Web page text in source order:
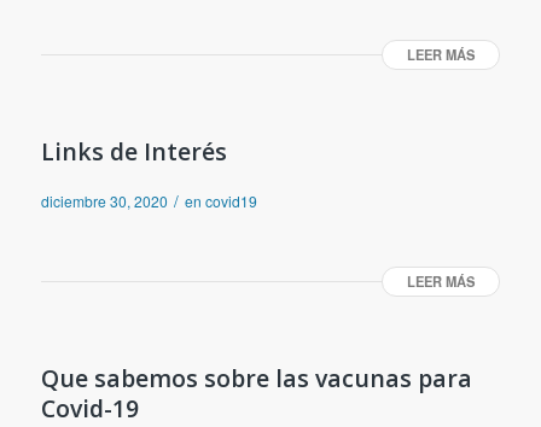
LEER MÁS
Links de Interés
diciembre 30, 2020 / en covid19
LEER MÁS
Que sabemos sobre las vacunas para
Covid-19